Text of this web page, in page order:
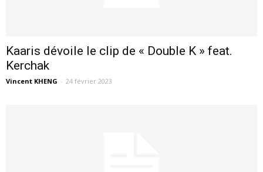
Kaaris dévoile le clip de « Double K » feat.
Kerchak
Vincent KHENG - 24 février 2023